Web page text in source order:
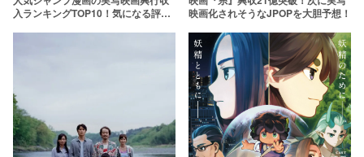
入ランキングTOP10！気になる評価
映画化されそうなJPOPを大胆予想！